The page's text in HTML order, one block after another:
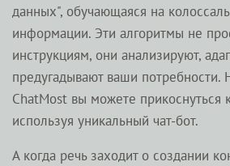
данных", обучающаяся на
информации. Эти алгоритмы не
инструкциям, они анализируют,
предугадывают ваши потребности.
ChatMost вы можете прикоснуться
используя уникальный чат-бот.
А когда речь заходит о создании